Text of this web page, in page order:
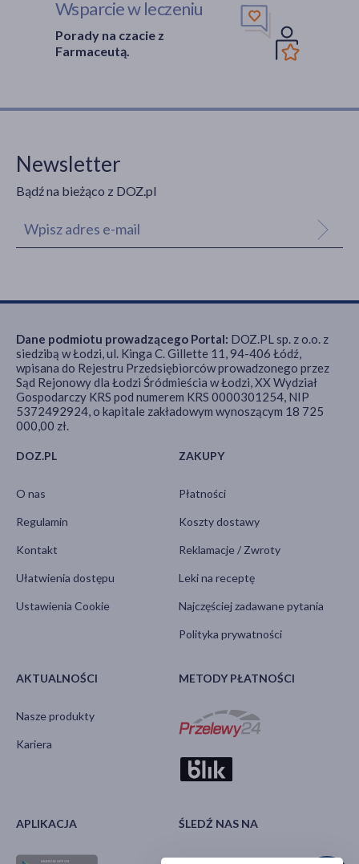
Wsparcie w leczeniu
Porady na czacie z
Farmaceutą.
Newsletter
Bądź na bieżąco z DOZ.pl
DOZ.PL
O nas
Regulamin
Kontakt
Ułatwienia dostępu
Ustawienia Cookie
ZAKUPY
Płatności
Koszty dostawy
Reklamacje / Zwroty
Leki na receptę
Najczęściej zadawane pytania
Polityka prywatności
AKTUALNOŚCI
Nasze produkty
Kariera
METODY PŁATNOŚCI
APLIKACJA ŚLEDŹ NAS NA
Dane podmiotu prowadzącego Portal: DOZ.PL sp. z o.o. z
siedzibą w Łodzi, ul. Kinga C. Gillette 11, 94-406 Łódź,
wpisana do Rejestru Przedsiębiorców prowadzonego przez
Sąd Rejonowy dla Łodzi Śródmieścia w Łodzi, XX Wydział
Gospodarczy KRS pod numerem KRS 0000301254, NIP
5372492924, o kapitale zakładowym wynoszącym 18 725
000,00 zł.